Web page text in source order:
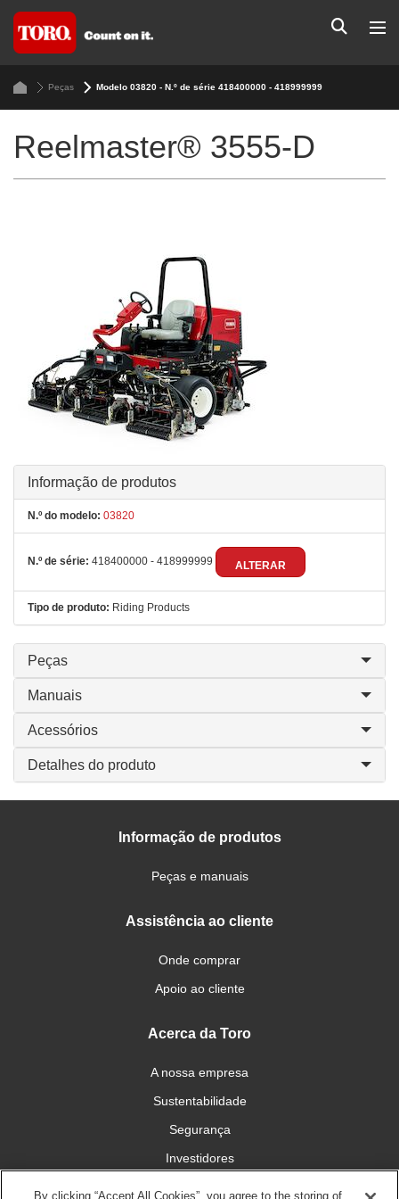
Peças Modelo 03820 - N.º de série 418400000 - 418999999
Reelmaster® 3555-D
Informação de produtos
N.º do modelo: 03820
N.º de série: 418400000 - 418999999 ALTERAR
Tipo de produto: Riding Products
Peças
Manuais
Acessórios
Detalhes do produto
Informação de produtos
Peças e manuais
Assistência ao cliente
Onde comprar
Apoio ao cliente
Acerca da Toro
A nossa empresa
Sustentabilidade
Segurança
Investidores
By clicking “Accept All Cookies”, you agree to the storing of